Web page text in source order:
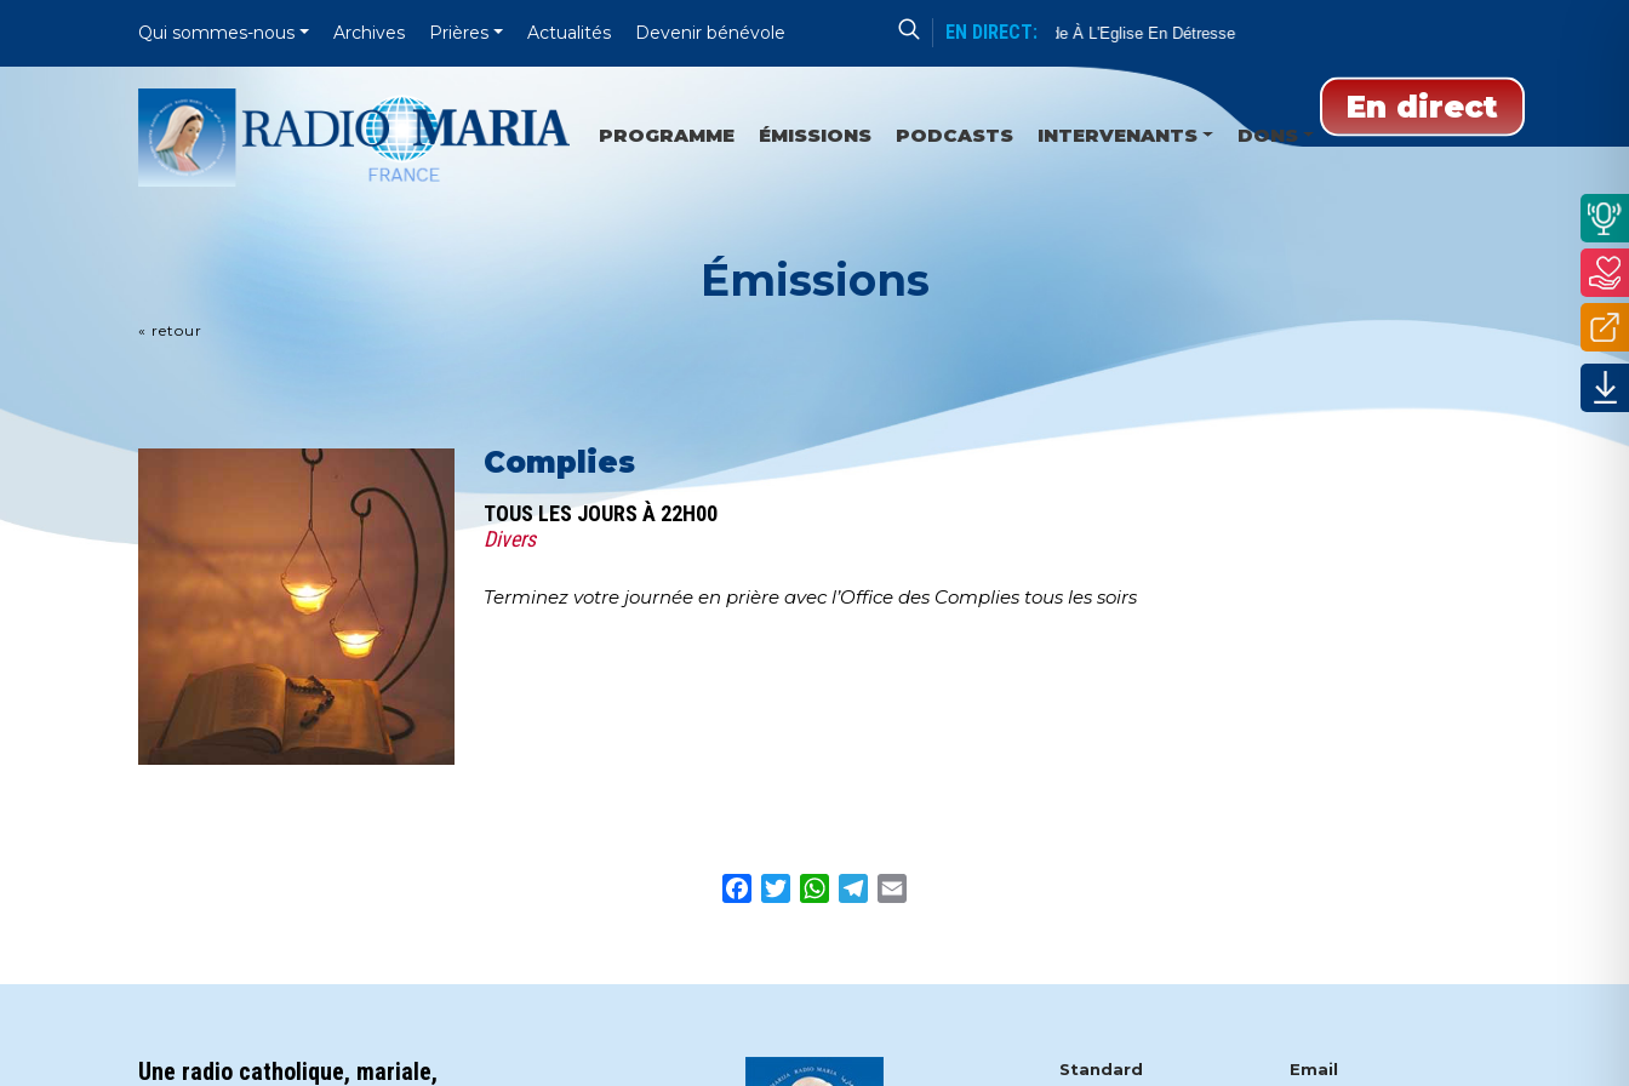
Qui sommes-nous Archives Prières Actualités Devenir bénévole EN DIRECT:
Actualité Aide À L'Eglise En Détresse
En direct
PROGRAMME ÉMISSIONS PODCASTS INTERVENANTS DONS
Émissions
« retour
Complies
TOUS LES JOURS À 22H00
Divers
Terminez votre journée en prière avec l’Office des Complies tous les soirs
Facebook
TwitterWhatsApp
Telegram
Une radio catholique, mariale,
Standard
Email